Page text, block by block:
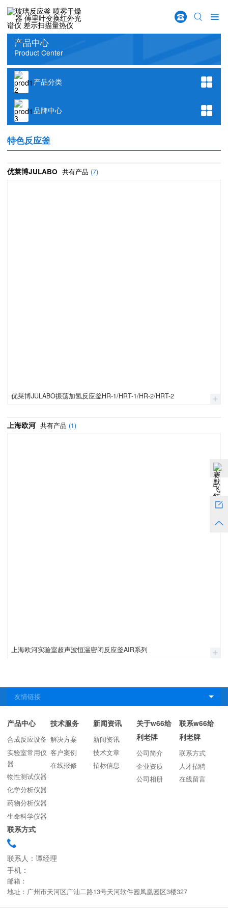
首页 > 产品分类 > 合成反应设备 特色反应釜
产品中心
Product Center
产品分类
品牌中心
特色反应釜
优莱博JULABO 共有产品 (7)
优莱博JULABO振荡加氢反应釜HR-1/HRT-1/HR-2/HRT-2
上海欧河 共有产品 (1)
上海欧河实验室超声波恒温密闭反应釜AIR系列
产品中心
合成反应设备
实验室常用仪
器
物性测试仪器
化学分析仪器
药物分析仪器
生命科学仪器
技术服务
解决方案
客户案例
在线报修
新闻资讯
新闻资讯
技术文章
招标信息
关于w66给
利老牌
公司简介
企业资质
公司相册
联系w66给
利老牌
联系方式
人才招聘
在线留言
联系方式
联系人：谭经理
手机：
邮箱：
地址：广州市天河区广汕二路13号天河软件园凤凰园区3楼327